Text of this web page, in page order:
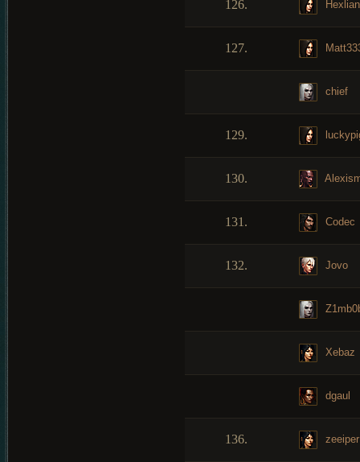
126. Hexlian
127.
chief
129.
130.
131. Codec
132. Jovo
Xebaz
dgaul
136. zeeiper